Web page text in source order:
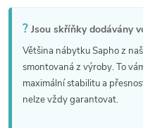
? Jsou skříňky dodávány
Většina nábytku Sapho z
smontovaná z výroby. To
maximální stabilitu a
nelze vždy garantovat.